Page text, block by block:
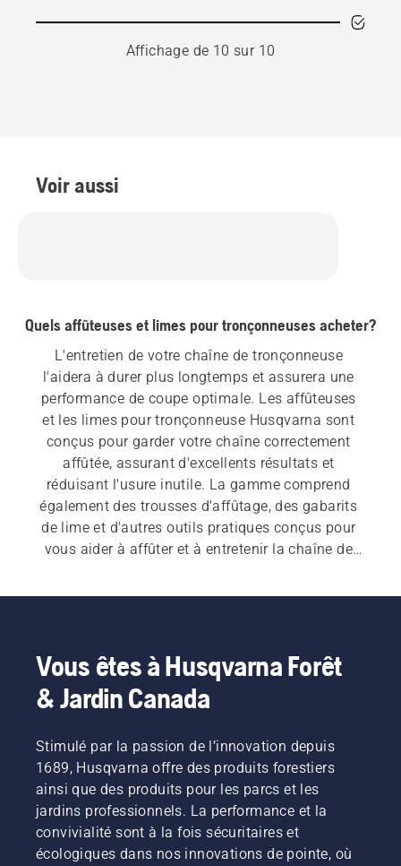
COUPE
Affichage de 10 sur 10
Voir aussi
Quels affûteuses et limes pour tronçonneuses acheter?
L'entretien de votre chaîne de tronçonneuse
l'aidera à durer plus longtemps et assurera une
performance de coupe optimale. Les affûteuses
et les limes pour tronçonneuse Husqvarna sont
conçus pour garder votre chaîne correctement
affûtée, assurant d'excellents résultats et
réduisant l'usure inutile. La gamme comprend
également des trousses d'affûtage, des gabarits
de lime et d'autres outils pratiques conçus pour
vous aider à affûter et à entretenir la chaîne de
Vous êtes à Husqvarna Forêt
& Jardin Canada
Stimulé par la passion de l’innovation depuis
1689, Husqvarna offre des produits forestiers
ainsi que des produits pour les parcs et les
jardins professionnels. La performance et la
convivialité sont à la fois sécuritaires et
écologiques dans nos innovations de pointe, où